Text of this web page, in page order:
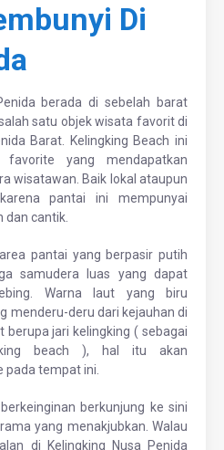
Di
berada di sebelah barat
satu objek wisata favorit di
Barat. Kelingking Beach ini
yang mendapatkan
wisatawan. Baik lokal ataupun
pantai ini mempunyai
cantik.
pantai yang berpasir putih
samudera luas yang dapat
Warna laut yang biru
menderu-deru dari kejauhan di
jari kelingking ( sebagai
beach ), hal itu akan
tempat ini.
berkunjung ke sini
yang menakjubkan. Walau
di Kelingking Nusa Penida